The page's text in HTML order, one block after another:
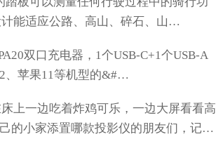
能适应公路、高山、碎石、山…
双口充电器，1个USB-C+1个USB-A
、苹果11等机型的&#…
一边吃着炸鸡可乐，一边大屏看看高
的小家添置哪款投影仪的朋友们，记…